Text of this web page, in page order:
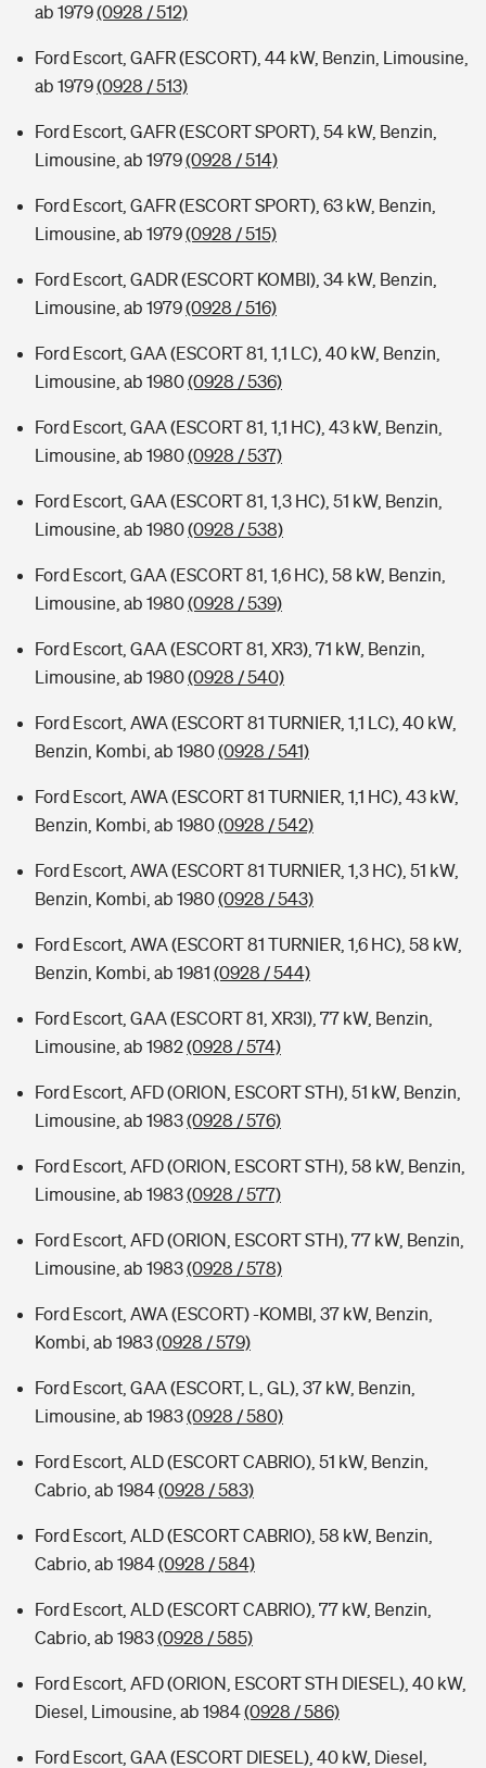
ab 1979(0928 / 512)
Ford Escort, GAFR (ESCORT), 44 kW, Benzin, Limousine,
ab 1979(0928 / 513)
Ford Escort, GAFR (ESCORT SPORT), 54 kW, Benzin,
Limousine, ab 1979(0928 / 514)
Ford Escort, GAFR (ESCORT SPORT), 63 kW, Benzin,
Limousine, ab 1979(0928 / 515)
Ford Escort, GADR (ESCORT KOMBI), 34 kW, Benzin,
Limousine, ab 1979(0928 / 516)
Ford Escort, GAA (ESCORT 81, 1,1 LC), 40 kW, Benzin,
Limousine, ab 1980(0928 / 536)
Ford Escort, GAA (ESCORT 81, 1,1 HC), 43 kW, Benzin,
Limousine, ab 1980(0928 / 537)
Ford Escort, GAA (ESCORT 81, 1,3 HC), 51 kW, Benzin,
Limousine, ab 1980(0928 / 538)
Ford Escort, GAA (ESCORT 81, 1,6 HC), 58 kW, Benzin,
Limousine, ab 1980(0928 / 539)
Ford Escort, GAA (ESCORT 81, XR3), 71 kW, Benzin,
Limousine, ab 1980(0928 / 540)
Ford Escort, AWA (ESCORT 81 TURNIER, 1,1 LC), 40 kW,
Benzin, Kombi, ab 1980(0928 / 541)
Ford Escort, AWA (ESCORT 81 TURNIER, 1,1 HC), 43 kW,
Benzin, Kombi, ab 1980(0928 / 542)
Ford Escort, AWA (ESCORT 81 TURNIER, 1,3 HC), 51 kW,
Benzin, Kombi, ab 1980(0928 / 543)
Ford Escort, AWA (ESCORT 81 TURNIER, 1,6 HC), 58 kW,
Benzin, Kombi, ab 1981 (0928 / 544)
Ford Escort, GAA (ESCORT 81, XR3I), 77 kW, Benzin,
Limousine, ab 1982(0928 / 574)
Ford Escort, AFD (ORION, ESCORT STH), 51 kW, Benzin,
Limousine, ab 1983(0928 / 576)
Ford Escort, AFD (ORION, ESCORT STH), 58 kW, Benzin,
Limousine, ab 1983(0928 / 577)
Ford Escort, AFD (ORION, ESCORT STH), 77 kW, Benzin,
Limousine, ab 1983(0928 / 578)
Ford Escort, AWA (ESCORT) -KOMBI, 37 kW, Benzin,
Kombi, ab 1983(0928 / 579)
Ford Escort, GAA (ESCORT, L, GL), 37 kW, Benzin,
Limousine, ab 1983(0928 / 580)
Ford Escort, ALD (ESCORT CABRIO), 51 kW, Benzin,
Cabrio, ab 1984(0928 / 583)
Ford Escort, ALD (ESCORT CABRIO), 58 kW, Benzin,
Cabrio, ab 1984(0928 / 584)
Ford Escort, ALD (ESCORT CABRIO), 77 kW, Benzin,
Cabrio, ab 1983(0928 / 585)
Ford Escort, AFD (ORION, ESCORT STH DIESEL), 40 kW,
Diesel, Limousine, ab 1984(0928 / 586)
Ford Escort, GAA (ESCORT DIESEL), 40 kW, Diesel,